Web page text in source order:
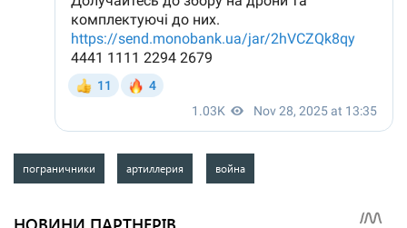
пограничники артиллерия война